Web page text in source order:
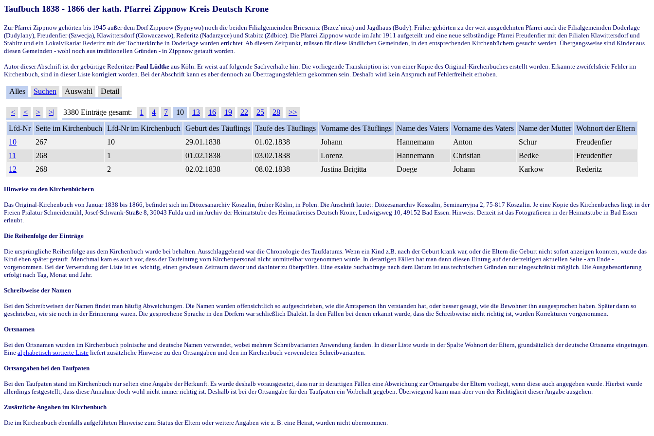
Taufbuch 1838 - 1866 der kath. Pfarrei Zippnow Kreis Deutsch Krone
Zur Pfarrei Zippnow gehörten bis 1945 außer dem Dorf Zippnow (Sypnywo) noch die beiden Filialgemeinden Briesenitz (Brzez`nica) und Jagdhaus (Budy). Früher gehörten zu der weit ausgedehnten Pfarrei auch die Filialgemeinden Doderlage
(Dudylany), Freudenfier (Szwecja), Klawittersdorf (Glowaczewo), Rederitz (Nadarzyce) und Stabitz (Zdbice). Die Pfarrei Zippnow wurde im Jahr 1911 aufgeteilt und eine neue selbständige Pfarrei Freudenfier mit den Filialen Klawittersdorf und
Stabitz und ein Lokalvikariat Rederitz mit der Tochterkirche in Doderlage wurden errichtet. Ab diesem Zeitpunkt, müssen für diese ländlichen Gemeinden, in den entsprechenden Kirchenbüchern gesucht werden. Übergangsweise sind Kinder aus
diesen Gemeinden - wohl noch aus traditionellen Gründen - in Zippnow getauft worden.
Autor dieser Abschrift ist der gebürtige RederitzerPaul Lüdtke aus Köln. Er weist auf folgende Sachverhalte hin: Die vorliegende Transkription ist von einer Kopie des Original-Kirchenbuches erstellt worden. Erkannte zweifelsfreie Fehler im
Kirchenbuch, sind in dieser Liste korrigiert worden. Bei der Abschrift kann es aber dennoch zu Übertragungsfehlern gekommen sein. Deshalb wird kein Anspruch auf Fehlerfreiheit erhoben.
Alles Suchen Auswahl Detail
|< < > >| 3380 Einträge gesamt: 1 4 7 10 13 16 19 22 25 28
>>
Lfd-Nr
Seite im Kirchenbuch Lfd-Nr im Kirchenbuch Geburt des Täuflings Taufe des Täuflings Vorname des Täuflings Name des Vaters Vorname des Vaters Name der Mutter Wohnort der Eltern
10
267 10 29.01.1838 01.02.1838 Johann Hannemann Anton Schur
Freudenfier
11
268 1 01.02.1838 03.02.1838 Lorenz Hannemann Christian Bedke
Freudenfier
12
268 2 02.02.1838 08.02.1838 Justina Brigitta Doege Johann Karkow Rederitz
Hinweise zu den Kirchenbüchern
Das Original-Kirchenbuch von Januar 1838 bis 1866, befindet sich im Diözesanarchiv Koszalin, früher Köslin, in Polen. Die Anschrift lautet: Diözesanarchiv Koszalin, Seminarryjna 2, 75-817 Koszalin. Je eine Kopie des Kirchenbuches liegt in der
Freien Prälatur Schneidemühl, Josef-Schwank-Straße 8, 36043 Fulda und im Archiv der Heimatstube des Heimatkreises Deutsch Krone, Ludwigsweg 10, 49152 Bad Essen. Hinweis: Derzeit ist das Fotografieren in der Heimatstube in Bad Essen
erlaubt.
Die Reihenfolge der Einträge
Die ursprüngliche Reihenfolge aus dem Kirchenbuch wurde bei behalten. Ausschlaggebend war die Chronologie des Taufdatums. Wenn ein Kind z.B. nach der Geburt krank war, oder die Eltern die Geburt nicht sofort anzeigen konnten, wurde das
Kind eben später getauft. Manchmal kam es auch vor, dass der Taufeintrag vom Kirchenpersonal nicht unmittelbar vorgenommen wurde. In derartigen Fällen hat man dann diesen Eintrag auf der derzeitigen aktuellen Seite - am Ende -
vorgenommen. Bei der Verwendung der Liste ist es wichtig, einen gewissen Zeitraum davor und dahinter zu überprüfen. Eine exakte Suchabfrage nach dem Datum ist aus technischen Gründen nur eingeschränkt möglich. Die Ausgabesortierung
erfolgt nach Tag, Monat und Jahr.
Schreibweise der Namen
Bei den Schreibweisen der Namen findet man häufig Abweichungen. Die Namen wurden offensichtlich so aufgeschrieben, wie die Amtsperson ihn verstanden hat, oder besser gesagt, wie die Bewohner ihn ausgesprochen haben. Später dann so
geschrieben, wie sie noch in der Erinnerung waren. Die gesprochene Sprache in den Dörfern war schließlich Dialekt. In den Fällen bei denen erkannt wurde, dass die Schreibweise nicht richtig ist, wurden Korrekturen vorgenommen.
Ortsnamen
Bei den Ortsnamen wurden im Kirchenbuch polnische und deutsche Namen verwendet, wobei mehrere Schreibvarianten Anwendung fanden. In dieser Liste wurde in der Spalte Wohnort der Eltern, grundsätzlich der deutsche Ortsname eingetragen.
Eine alphabetisch sortierte Liste liefert zusätzliche Hinweise zu den Ortsangaben und den im Kirchenbuch verwendeten Schreibvarianten.
Ortsangaben bei den Taufpaten
Bei den Taufpaten stand im Kirchenbuch nur selten eine Angabe der Herkunft. Es wurde deshalb vorausgesetzt, dass nur in derartigen Fällen eine Abweichung zur Ortsangabe der Eltern vorliegt, wenn diese auch angegeben wurde. Hierbei wurde
allerdings festgestellt, dass diese Annahme doch wohl nicht immer richtig ist. Deshalb ist bei der Ortsangabe für den Taufpaten ein Vorbehalt gegeben. Überwiegend kann man aber von der Richtigkeit dieser Angabe ausgehen.
Zusätzliche Angaben im Kirchenbuch
Die im Kirchenbuch ebenfalls aufgeführten Hinweise zum Status der Eltern oder weitere Angaben wie z. B. eine Heirat, wurden nicht übernommen.